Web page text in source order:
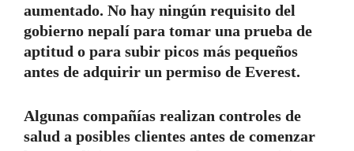
aumentado. No hay ningún requisito del
gobierno nepalí para tomar una prueba de
aptitud o para subir picos más pequeños
antes de adquirir un permiso de Everest.
Algunas compañías realizan controles de
salud a posibles clientes antes de comenzar